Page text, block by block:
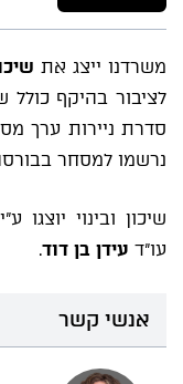
משרדנו ייצג את
לציבור בהיקף
סדרת ניירות ערך
נרשמו למסחר
שיכון ובינוי יוצגו
עו"ד עידן בן דוד.
אנשי קשר